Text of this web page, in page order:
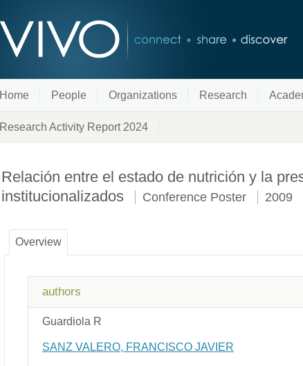
Home People Organizations Research
Research Activity Report 2024
Relación entre el estado de nutrición y la
institucionalizados
Conference Poster 2009
Overview
authors
Guardiola R
SANZ VALERO, FRANCISCO JAVIER